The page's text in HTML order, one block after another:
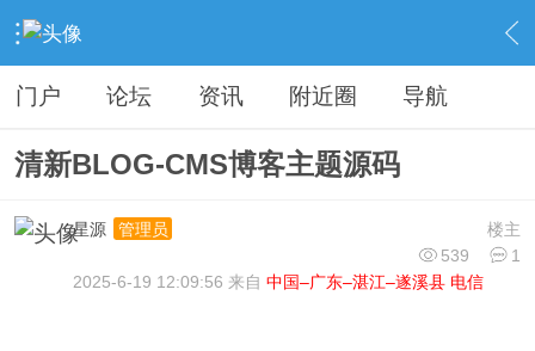
› 分类信息 › 源码模板 › 内容
门户 论坛 资讯 附近圈 导航
清新BLOG-CMS博客主题源码
楼主
星源
管理员
539
1
2025-6-19 12:09:56 来自 中国–广东–湛江–遂溪县 电信